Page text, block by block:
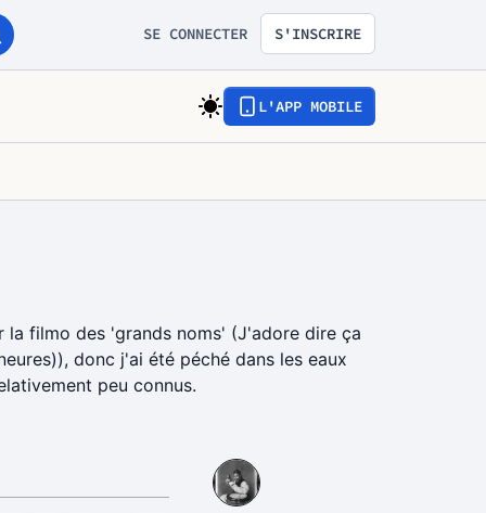
SE CONNECTER S'INSCRIRE
L'APP MOBILE
filmo des 'grands noms' (J'adore dire ça
donc j'ai été péché dans les eaux
peu connus.